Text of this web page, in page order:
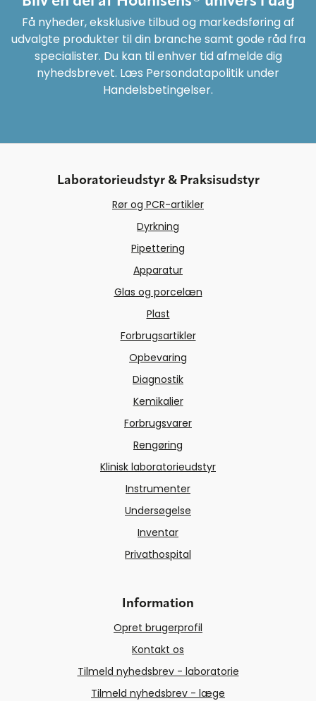
Få nyheder, eksklusive tilbud og markedsføring af
udvalgte produkter til din branche samt gode råd fra
specialister. Du kan til enhver tid afmelde dig
nyhedsbrevet. Læs Persondatapolitik under
Handelsbetingelser.
Laboratorieudstyr & Praksisudstyr
Rør og PCR-artikler
Dyrkning
Pipettering
Apparatur
Glas og porcelæn
Plast
Forbrugsartikler
Opbevaring
Diagnostik
Kemikalier
Forbrugsvarer
Rengøring
Klinisk laboratorieudstyr
Instrumenter
Undersøgelse
Inventar
Privathospital
Information
Opret brugerprofil
Kontakt os
Tilmeld nyhedsbrev - laboratorie
Tilmeld nyhedsbrev - læge